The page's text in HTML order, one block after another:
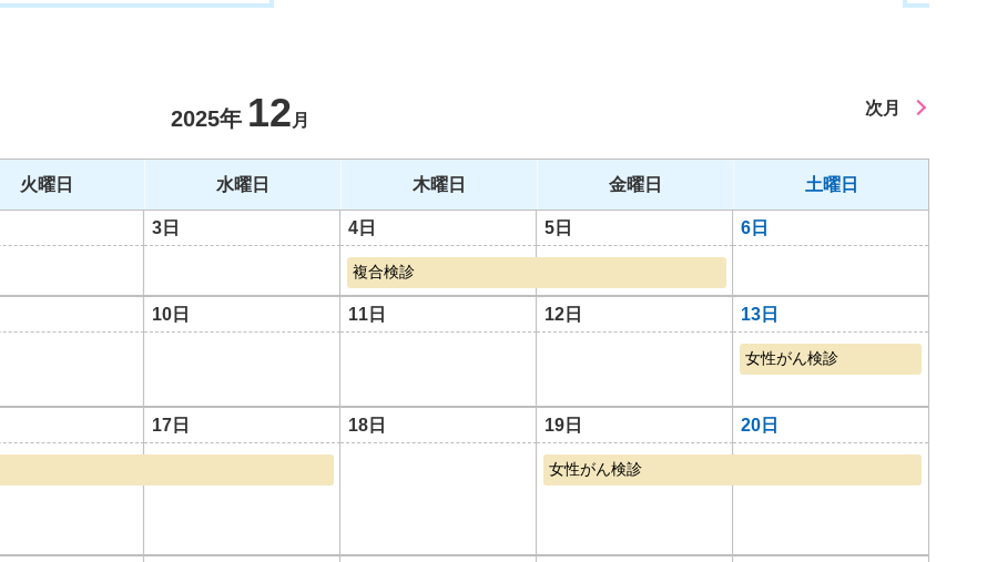
2025年 12 月
次月
火曜日 水曜日 木曜日 金曜日 土曜日
3日 4日 5日 6日
複合検診
10日 11日 12日 13日
女性がん検診
17日 18日 19日 20日
女性がん検診